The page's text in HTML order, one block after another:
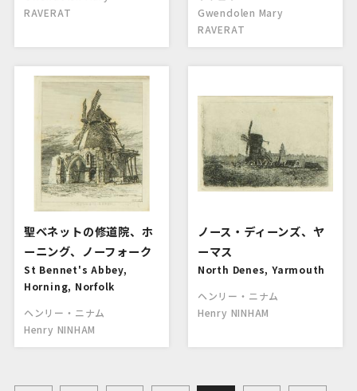
RAVERAT
Gwendolen Mary
RAVERAT
聖ベネットの修道院、ホ
ーニング、ノーフォーク
St Bennet's Abbey,
Horning, Norfolk
ヘンリー・ニナム
Henry NINHAM
ノース・ディーンズ、ヤ
ーマス
North Denes, Yarmouth
ヘンリー・ニナム
Henry NINHAM